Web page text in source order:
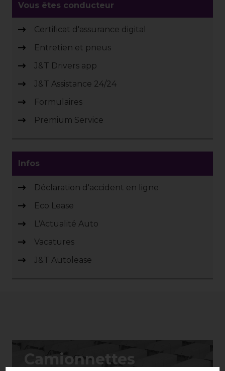
Vous êtes conducteur
Certificat d'assurance digital
Entretien et pneus
J&T Drivers app
J&T Assistance 24/24
Formulaires
Premium Service
Infos
Déclaration d'accident en ligne
Eco Lease
L'Actualité Auto
Vacatures
J&T Autolease
Camionnettes